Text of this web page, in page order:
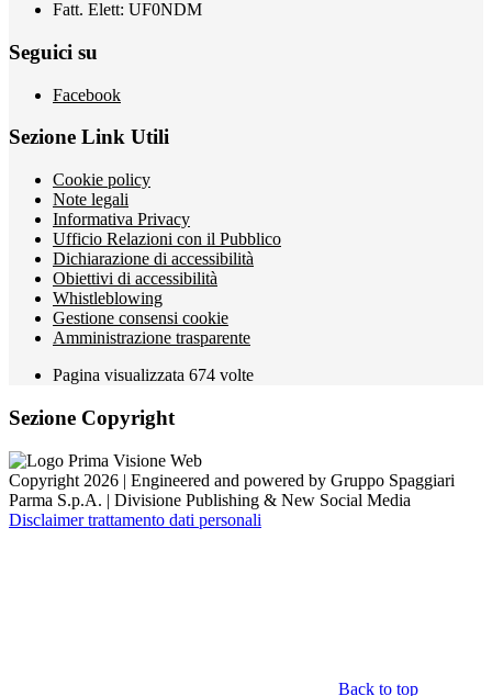
Fatt. Elett: UF0NDM
Seguici su
Facebook
Sezione Link Utili
Cookie policy
Note legali
Informativa Privacy
Ufficio Relazioni con il Pubblico
Dichiarazione di accessibilità
Obiettivi di accessibilità
Whistleblowing
Gestione consensi cookie
Amministrazione trasparente
Pagina visualizzata 674 volte
Sezione Copyright
Copyright 2026 | Engineered and powered by Gruppo Spaggiari
Parma S.p.A. | Divisione Publishing & New Social Media
Disclaimer trattamento dati personali
Back to top